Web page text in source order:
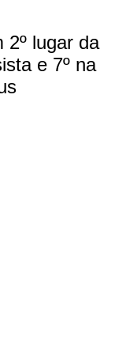
2º lugar da
e 7º na